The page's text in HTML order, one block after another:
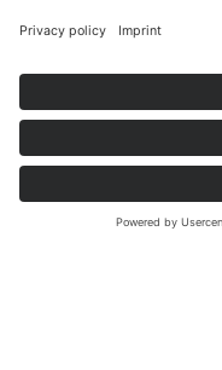
MEGADENTA
D-01454 Radeberg,